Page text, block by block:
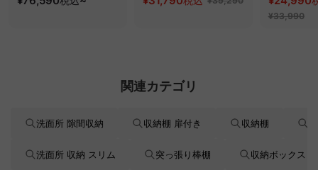
¥33,990
関連カテゴリ
洗面所 隙間収納 収納棚 扉付き 収納棚
洗面所 収納 スリム 突っ張り棒棚 収納ボックス